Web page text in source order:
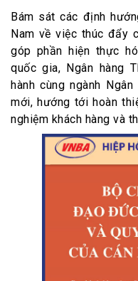
Bám sát các định
Nam về việc thúc đẩy
góp phần hiện thực
quốc gia, Ngân hàng
hành cùng ngành
mới, hướng tới hoàn
nghiệm khách hàng và